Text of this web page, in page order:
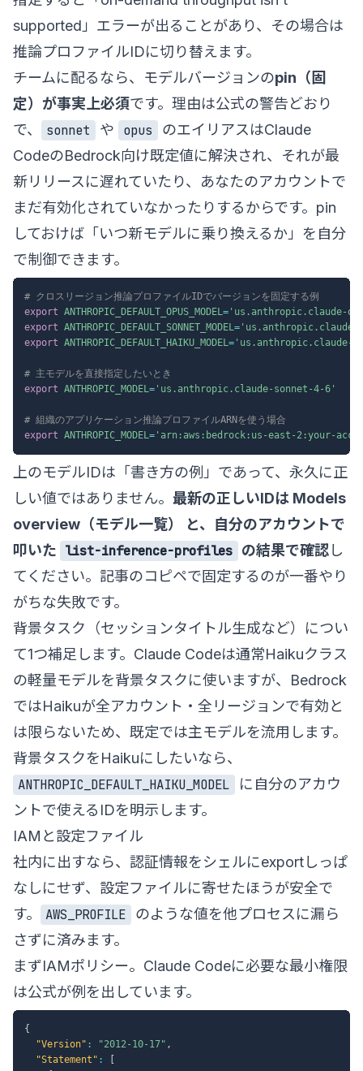
supported」エラーが出ることがあり、その場合は
推論プロファイルIDに切り替えます。
チームに配るなら、モデルバージョンのpin（固
定）が事実上必須です。理由は公式の警告どおり
で、
sonnet や opus
のエイリアスはClaude
CodeのBedrock向け既定値に解決され、それが最
新リリースに遅れていたり、あなたのアカウントで
まだ有効化されていなかったりするからです。pin
しておけば「いつ新モデルに乗り換えるか」を自分
で制御できます。
# クロスリージョン推論プロファイルIDでバージョンを固定する例
export ANTHROPIC_DEFAULT_OPUS_MODEL= 'us.anthropic.claude-
export ANTHROPIC_DEFAULT_SONNET_MODEL= 'us.anthropic.claude-
export ANTHROPIC_DEFAULT_HAIKU_MODEL= 'us.anthropic.claude-
# 主モデルを直接指定したいとき
export ANTHROPIC_MODEL= 'us.anthropic.claude-sonnet-4-6'
# 組織のアプリケーション推論プロファイルARNを使う場合
export ANTHROPIC_MODEL= 'arn:aws:bedrock:us-east-2:your-
上のモデルIDは「書き方の例」であって、永久に正
しい値ではありません。 最新の正しいIDは Models
overview（モデル一覧）
と、自分のアカウントで
叩いた list-inference-profiles の結果で確認し
てください。記事のコピペで固定するのが一番やり
がちな失敗です。
背景タスク（セッションタイトル生成など）につい
て1つ補足します。Claude Codeは通常Haikuクラス
の軽量モデルを背景タスクに使いますが、Bedrock
ではHaikuが全アカウント・全リージョンで有効と
は限らないため、既定では主モデルを流用します。
背景タスクをHaikuにしたいなら、
ANTHROPIC_DEFAULT_HAIKU_MODEL
に自分のアカウ
ントで使えるIDを明示します。
IAMと設定ファイル
社内に出すなら、認証情報をシェルにexportしっぱ
なしにせず、設定ファイルに寄せたほうが安全で
す。
AWS_PROFILE
のような値を他プロセスに漏ら
さずに済みます。
まずIAMポリシー。Claude Codeに必要な最小権限
は公式が例を出しています。
{
"Version" : "2012-10-17" ,
"Statement" :